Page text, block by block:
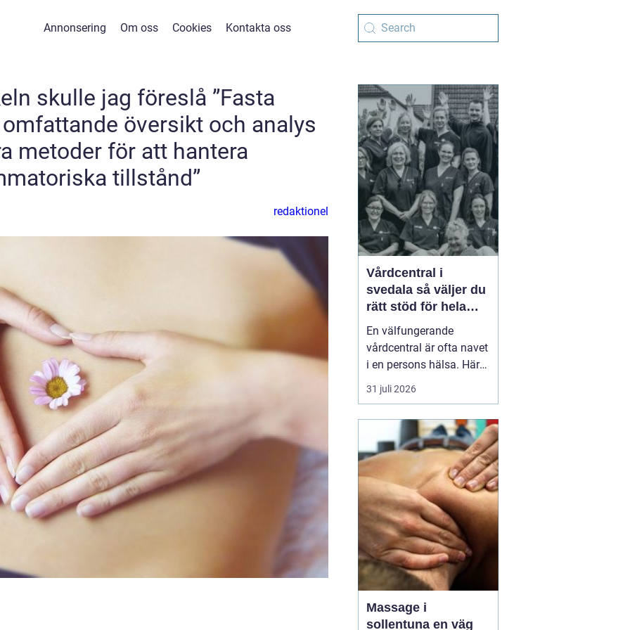
Annonsering Om oss Cookies Kontakta oss
skulle jag föreslå ”Fasta
översikt och analys
metoder för att hantera
tillstånd”
redaktionel
Vårdcentral i
svedala så väljer du
rätt stöd för hela
livet
En välfungerande
vårdcentral är ofta navet
i en persons hälsa. Här
får människor hjälp med
allt från förkylningar och
sjukdomar, psykisk
ohälsa och
rehabilitering. I en
växande kommun som
Svedala blir valet av
vårdcentral extr...
31 juli 2026
Massage i
sollentuna en väg